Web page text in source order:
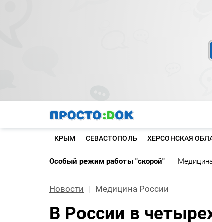
КРЫМ СЕВАСТОПОЛЬ ХЕРСОНСКАЯ
Особый режим работы "скорой"
Новости Медицина России
В России в